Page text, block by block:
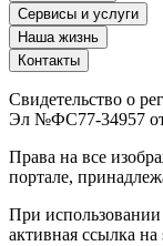
Сервисы и услуги
Наша жизнь
Контакты
Свидетельство о
Эл №ФС77-34957 от
Права на все
портале,
При
активная ссылка на